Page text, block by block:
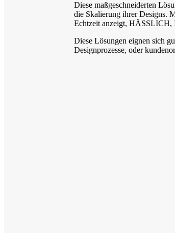
Diese maßgeschneiderten
die Skalierung ihrer Designs.
Echtzeit anzeigt, HÄSSLICH,
Diese Lösungen eignen sich
Designprozesse, oder